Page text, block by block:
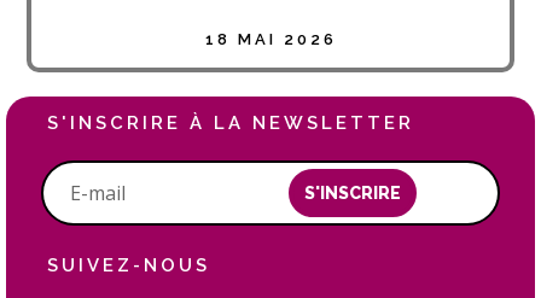
18 MAI 2026
S'INSCRIRE À LA NEWSLETTER
S'INSCRIRE
SUIVEZ-NOUS